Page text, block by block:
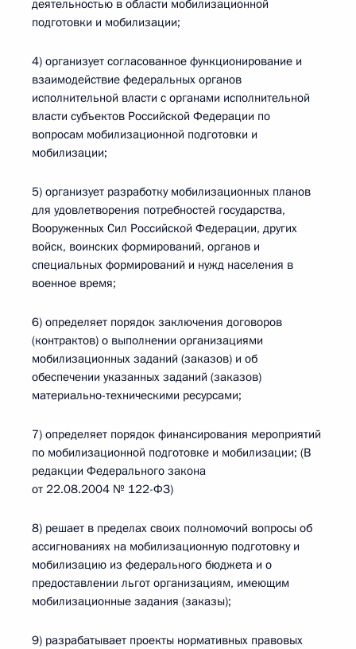
деятельностью в области мобилизационной
подготовки и мобилизации;
4) организует согласованное функционирование и
взаимодействие федеральных органов
исполнительной власти с органами исполнительной
власти субъектов Российской Федерации по
вопросам мобилизационной подготовки и
мобилизации;
5) организует разработку мобилизационных планов
для удовлетворения потребностей государства,
Вооруженных Сил Российской Федерации, других
войск, воинских формирований, органов и
специальных формирований и нужд населения в
военное время;
6) определяет порядок заключения договоров
(контрактов) о выполнении организациями
мобилизационных заданий (заказов) и об
обеспечении указанных заданий (заказов)
материально-техническими ресурсами;
7) определяет порядок финансирования мероприятий
по мобилизационной подготовке и мобилизации; (В
редакции Федерального закона
от 22.08.2004 № 122-ФЗ)
8) решает в пределах своих полномочий вопросы об
ассигнованиях на мобилизационную подготовку и
мобилизацию из федерального бюджета и о
предоставлении льгот организациям, имеющим
мобилизационные задания (заказы);
9) разрабатывает проекты нормативных правовых